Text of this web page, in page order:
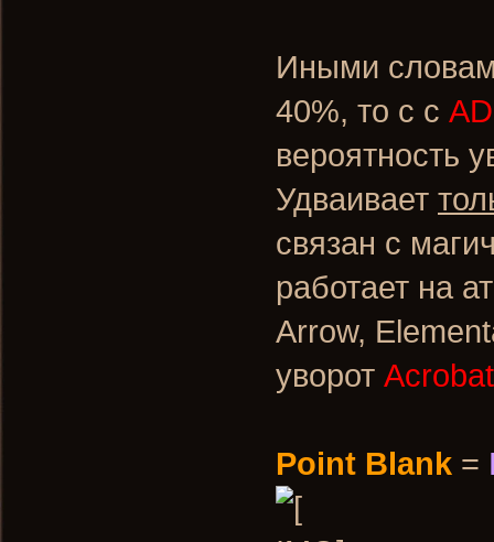
Иными
40%, то с с AD
вероятность
Удваивает
связан с
работает на
Arrow,
уворот
Point Blank =